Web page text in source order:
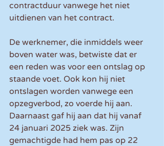
contractduur vanwege het niet
uitdienen van het contract.
De werknemer, die inmiddels weer
boven water was, betwiste dat er
een reden was voor een ontslag op
staande voet. Ook kon hij niet
ontslagen worden vanwege een
opzegverbod, zo voerde hij aan.
Daarnaast gaf hij aan dat hij vanaf
24 januari 2025 ziek was. Zijn
gemachtigde had hem pas op 22